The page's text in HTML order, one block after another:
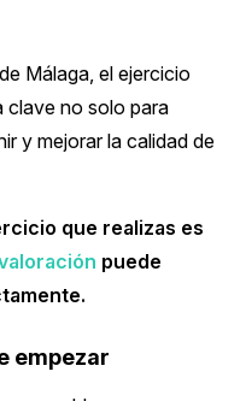
Málaga, el ejercicio
clave no solo para
y mejorar la calidad de
que realizas es
puede
empezar